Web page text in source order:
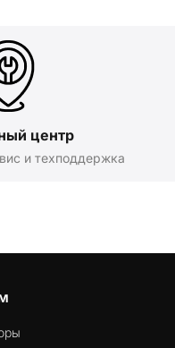
центр
и техподдержка